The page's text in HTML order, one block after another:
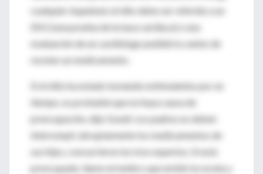
cualquier inquietud, el niño debe ser referido a un
EKG (una prueba de la tasa cardiaca) o una
evaluación de un cardiólogo pediátrico antes de
recetar un medicamento.
Si el niño ha estado tomando estimulantes por un
tiempo, es probable que no haya causa de
preocupación, dijo Gould. Los padres no deben
interrumpir abruptamente los medicamentos de
sus hijos, concurrieron los tres expertos. Si está
preocupado, llame al médico que emitió la receta y